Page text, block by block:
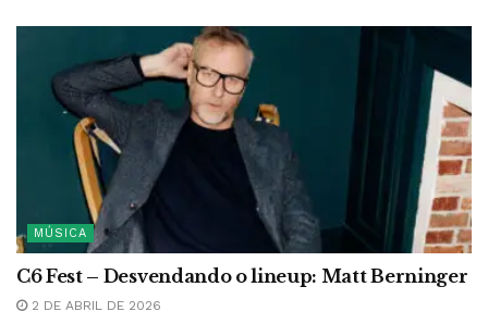
MÚSICA
C6 Fest – Desvendando o lineup: Matt Berninger
2 DE ABRIL DE 2026